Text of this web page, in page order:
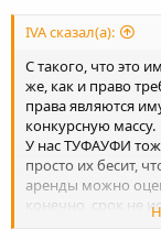
IVA сказал(а):
С такого, что это
же, как и право
права являются
конкурсную массу.
У нас ТУФАУФИ
просто их бесит,
аренды можно
конечно, срок не
изменилось, но